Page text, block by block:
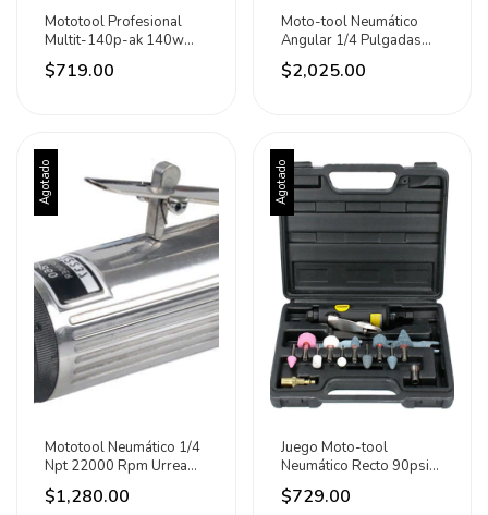
Mototool Profesional
Multit-140p-ak 140w
110v Aksi 140 W
$719.00
Moto-tool Neumático
Angular 1/4 Pulgadas
22,000 Rpm Urrea 367.5
W
$2,025.00
Agotado
Mototool Neumático 1/4
Npt 22000 Rpm Urrea
367.5 W
$1,280.00
Agotado
Juego Moto-tool
Neumático Recto 90psi
15 Piezas Surtek
$729.00